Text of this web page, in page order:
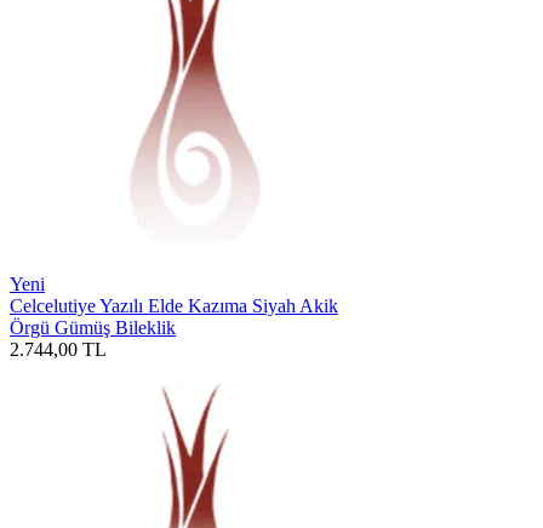
Yeni
Celcelutiye Yazılı Elde Kazıma Siyah Akik
Örgü Gümüş Bileklik
2.744,00 TL